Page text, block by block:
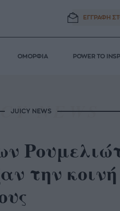
ΕΓΓΡΑΦΗ
ΟΜΟΡΦΙΑ POWER TO
JUICY NEWS
την